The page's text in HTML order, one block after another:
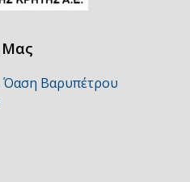
Μας
Όαση Βαρυπέτρου